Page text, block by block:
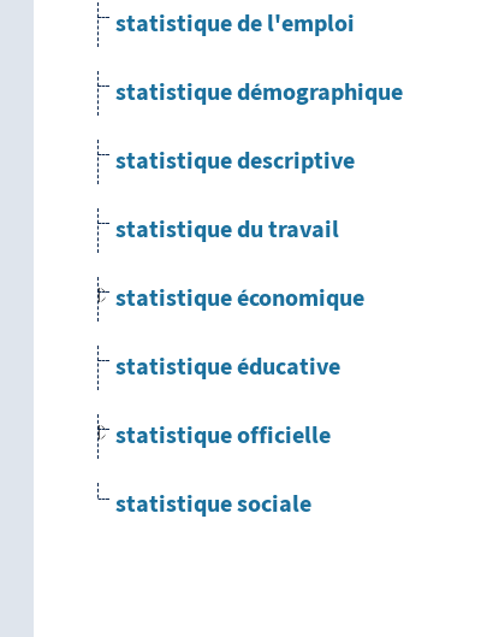
statistique de l'emploi
statistique démographique
statistique descriptive
statistique du travail
statistique économique
statistique éducative
statistique officielle
statistique sociale